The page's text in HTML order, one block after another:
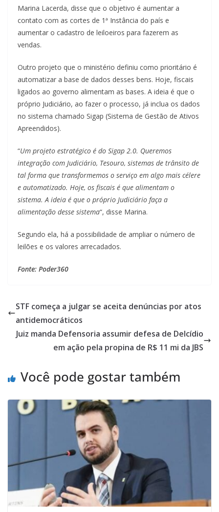
Marina Lacerda, disse que o objetivo é aumentar a
contato com as cortes de 1ª Instância do país e
aumentar o cadastro de leiloeiros para fazerem as
vendas.
Outro projeto que o ministério definiu como prioritário é
automatizar a base de dados desses bens. Hoje, fiscais
ligados ao governo alimentam as bases. A ideia é que o
próprio Judiciário, ao fazer o processo, já inclua os dados
no sistema chamado Sigap (Sistema de Gestão de Ativos
Apreendidos).
“Um projeto estratégico é do Sigap 2.0. Queremos
integração com Judiciário, Tesouro, sistemas de trânsito de
tal forma que transformemos o serviço em algo mais célere
e automatizado. Hoje, os fiscais é que alimentam o
sistema. A ideia é que o próprio Judiciário faça a
alimentação desse sistema“, disse Marina.
Segundo ela, há a possibilidade de ampliar o número de
leilões e os valores arrecadados.
Fonte: Poder360
STF começa a julgar se aceita denúncias por atos
antidemocráticos
Juiz manda Defensoria assumir defesa de Delcídio
em ação pela propina de R$ 11 mi da JBS
Você pode gostar também